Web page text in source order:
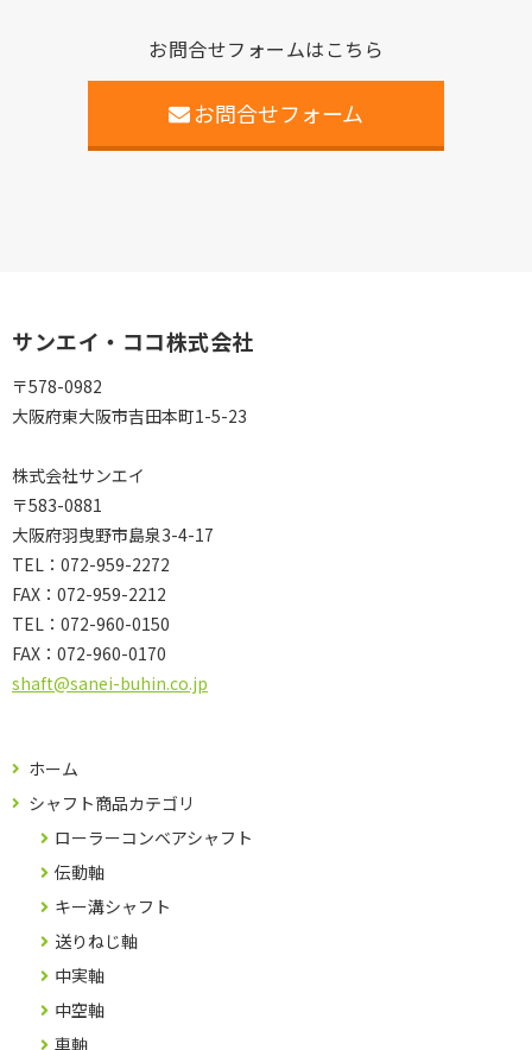
お問合せフォームはこちら
お問合せフォーム
サンエイ・ココ株式会社
〒578-0982
大阪府東大阪市吉田本町1-5-23
株式会社サンエイ
〒583-0881
大阪府羽曳野市島泉3-4-17
TEL：072-959-2272
FAX：072-959-2212
TEL： 072-960-0150
FAX： 072-960-0170
shaft@sanei-buhin.co.jp
ホーム
シャフト商品カテゴリ
ローラーコンベアシャフト
伝動軸
キー溝シャフト
送りねじ軸
中実軸
中空軸
車軸